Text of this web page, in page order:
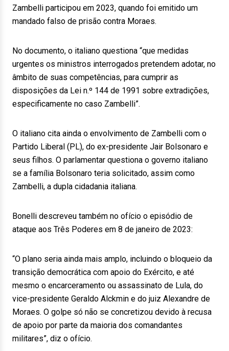
Zambelli participou em 2023, quando foi emitido um
mandado falso de prisão contra Moraes.
No documento, o italiano questiona “que medidas
urgentes os ministros interrogados pretendem adotar, no
âmbito de suas competências, para cumprir as
disposições da Lei n.º 144 de 1991 sobre extradições,
especificamente no caso Zambelli”.
O italiano cita ainda o envolvimento de Zambelli com o
Partido Liberal (PL), do ex-presidente Jair Bolsonaro e
seus filhos. O parlamentar questiona o governo italiano
se a família Bolsonaro teria solicitado, assim como
Zambelli, a dupla cidadania italiana.
Bonelli descreveu também no ofício o episódio de
ataque aos Três Poderes em 8 de janeiro de 2023:
“O plano seria ainda mais amplo, incluindo o bloqueio da
transição democrática com apoio do Exército, e até
mesmo o encarceramento ou assassinato de Lula, do
vice-presidente Geraldo Alckmin e do juiz Alexandre de
Moraes. O golpe só não se concretizou devido à recusa
de apoio por parte da maioria dos comandantes
militares”, diz o ofício.